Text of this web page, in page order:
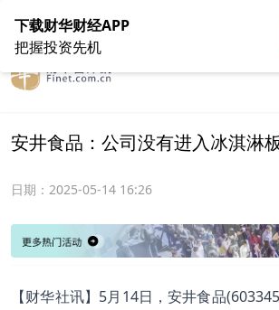
在线客服 关于我们
安井食品：公司没有进入冰淇淋
日期： 2025-05-14 16:26
【财华社讯】5月14日，安井食品
下载财华财经APP
把握投资先机